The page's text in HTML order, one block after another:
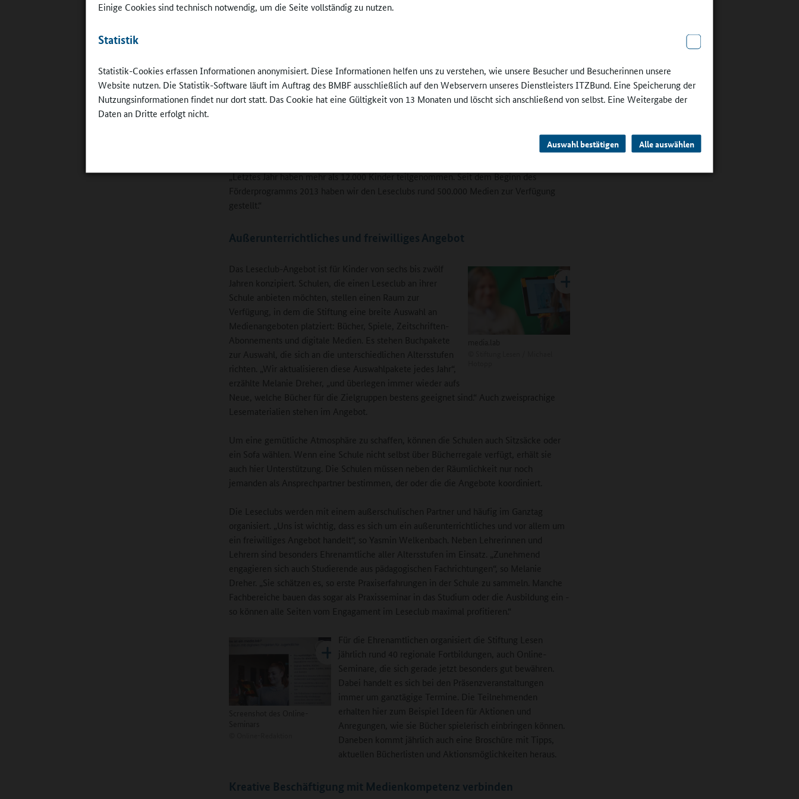
Einige Cookies sind technisch notwendig, um die Seite vollständig zu nutzen.
Statistik
Statistik-Cookies erfassen Informationen anonymisiert. Diese Informationen helfen uns zu verstehen, wie unsere Besucher und Besucherinnen unsere
Website nutzen. Die Statistik-Software läuft im Auftrag des BMBF ausschließlich auf den Webservern unseres Dienstleisters ITZBund. Eine Speicherung der
Nutzungsinformationen findet nur dort statt. Das Cookie hat eine Gültigkeit von 13 Monaten und löscht sich anschließend von selbst. Eine Weitergabe der
Daten an Dritte erfolgt nicht.
Auswahl bestätigen Alle auswählen
Ziel, vor Ort dauerhaft Unterstützungs- beziehungsweise
Einrichtungen stellten die Projektmanagerinnen Melanie Dreher und Yasmin
Welkenbach im Rahmen eines Online-Seminars am 16. Juni 2020 vor. Etwa 100 Fragen
und Kommentare innerhalb einer Stunde Chat zeugten vom Informationshunger der
Phase, in der sie die Leseclubs und media.labs erläuterten, mit der Beantwortung der
Fragen kaum noch hinterher. „Wir werden bis Ende 2022 rund 450 Leseclubs in ganz
„Letztes Jahr haben mehr als 12.000 Kinder teilgenommen. Seit dem Beginn des
Förderprogramms 2013 haben wir den Leseclubs rund 500.000 Medien zur Verfügung
gestellt.“
Außerunterrichtliches und freiwilliges Angebot
Das Leseclub-Angebot ist für Kinder von sechs bis zwölf
Jahren konzipiert. Schulen, die einen Leseclub an ihrer
Schule anbieten möchten, stellen einen Raum zur
Verfügung, in dem die Stiftung eine breite Auswahl an
Medienangeboten platziert: Bücher, Spiele, Zeitschriften-
Abonnements und digitale Medien. Es stehen Buchpakete
zur Auswahl, die sich an die unterschiedlichen Altersstufen
richten. „Wir aktualisieren diese Auswahlpakete jedes Jahr“,
erzählte Melanie Dreher, „und überlegen immer wieder aufs
Neue, welche Bücher für die Zielgruppen bestens geeignet sind.“ Auch zweisprachige
Lesematerialien stehen im Angebot.
Um eine gemütliche Atmosphäre zu schaffen, können die Schulen auch Sitzsäcke oder
ein Sofa wählen. Wenn eine Schule nicht selbst über Bücherregale verfügt, erhält sie
auch hier Unterstützung. Die Schulen müssen neben der Räumlichkeit nur noch
jemanden als Ansprechpartner bestimmen, der oder die die Angebote koordiniert.
Die Leseclubs werden mit einem außerschulischen Partner und häufig im Ganztag
organisiert. „Uns ist wichtig, dass es sich um ein außerunterrichtliches und vor allem um
ein freiwilliges Angebot handelt“, so Yasmin Welkenbach. Neben Lehrerinnen und
Lehrern sind besonders Ehrenamtliche aller Altersstufen im Einsatz. „Zunehmend
engagieren sich auch Studierende aus pädagogischen Fachrichtungen“, so Melanie
Dreher. „Sie schätzen es, so erste Praxiserfahrungen in der Schule zu sammeln. Manche
Fachbereiche bauen das sogar als Praxisseminar in das Studium oder die Ausbildung ein -
so können alle Seiten vom Engagament im Leseclub maximal profitieren.“
Für die Ehrenamtlichen organisiert die Stiftung Lesen
jährlich rund 40 regionale Fortbildungen, auch Online-
Seminare, die sich gerade jetzt besonders gut bewähren.
Dabei handelt es sich bei den Präsenzveranstaltungen
immer um ganztägige Termine. Die Teilnehmenden
erhalten hier zum Beispiel Ideen für Aktionen und
Anregungen, wie sie Bücher spielerisch einbringen können.
Daneben kommt jährlich auch eine Broschüre mit Tipps,
aktuellen Bücherlisten und Aktionsmöglichkeiten heraus.
Kreative Beschäftigung mit Medienkompetenz verbinden